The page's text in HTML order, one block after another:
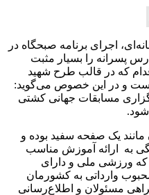
اجرای برنامه صبحگاه در
پسرانه را بسیار مثبت
که در قالب طرح شهید
و در این خصوص می‌گوید:
مسابقات جهانی کشتی
شود.
یک صفحه سفید بوده و
به ارائه آموزش مناسب
که ورزشی ملی و دارای
وارداتی به کشورمان
مسئولان و اطلاع‌رسانی